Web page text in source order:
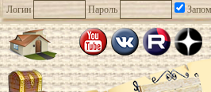
Логин Пароль